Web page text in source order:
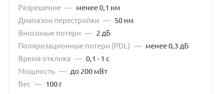
Разрешение — менее 0,1 нм
Диапазон перестройки — 50 нм
Вносимые потери — 2 дБ
Поляризационные потери (PDL) — менее 0,3 дБ
Время отклика — 0,1 - 1 с
Мощность — до 200 мВт
Вес — 100 г